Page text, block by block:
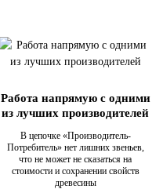
Работа напрямую с одними
из лучших производителей
В цепочке «Производитель-
Потребитель» нет лишних звеньев,
что не может не сказаться на
стоимости и сохранении свойств
древесины